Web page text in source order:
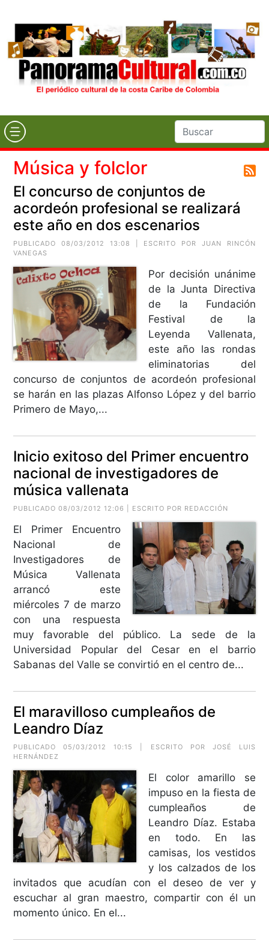
Música y folclor
El concurso de conjuntos de
acordeón profesional se realizará
este año en dos escenarios
PUBLICADO 08/03/2012 13:08 | ESCRITO POR JUAN RINCÓN
VANEGAS
Por decisión unánime
de la Junta Directiva
de la Fundación
Festival de la
Leyenda Vallenata,
este año las rondas
eliminatorias del
concurso de conjuntos de acordeón profesional
se harán en las plazas Alfonso López y del barrio
Primero de Mayo,...
Inicio exitoso del Primer encuentro
nacional de investigadores de
música vallenata
PUBLICADO 08/03/2012 12:06 | ESCRITO POR REDACCIÓN
El Primer Encuentro
Nacional de
Investigadores de
Música Vallenata
arrancó este
miércoles 7 de marzo
con una respuesta
muy favorable del público. La sede de la
Universidad Popular del Cesar en el barrio
Sabanas del Valle se convirtió en el centro de...
El maravilloso cumpleaños de
Leandro Díaz
PUBLICADO 05/03/2012 10:15 | ESCRITO POR JOSÉ LUIS
HERNÁNDEZ
El color amarillo se
impuso en la fiesta de
cumpleaños de
Leandro Díaz. Estaba
en todo. En las
camisas, los vestidos
y los calzados de los
invitados que acudían con el deseo de ver y
escuchar al gran maestro, compartir con él un
momento único. En el...